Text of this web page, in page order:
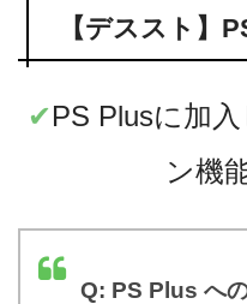
【デススト】
✔︎PS Plusに加
ン機
Q: PS Plus へ